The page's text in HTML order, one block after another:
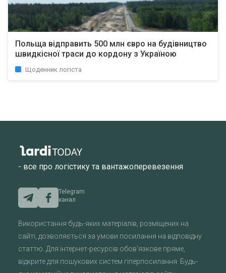
Польща відправить 500 млн євро на будівництво
швидкісної траси до кордону з Україною
Щоденник логіста
- все про логістику та вантажоперевезення
Telegram
канал
Використання будь-яких матеріалів, розміщених на
сайті, дозволяється за умови посилання на відповідну
статтю. Для інтернет-ресурсів обов'язкове пряме,
відкрите для пошукових систем гіперпосилання. Будь-